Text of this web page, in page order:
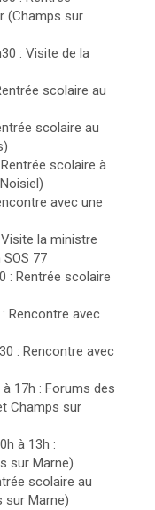
(Champs sur
: Visite de la
scolaire au
scolaire au
scolaire à
avec une
la ministre
77
: Rentrée scolaire
Rencontre avec
: Rencontre avec
17h : Forums des
Champs sur
à 13h :
sur Marne)
scolaire au
sur Marne)